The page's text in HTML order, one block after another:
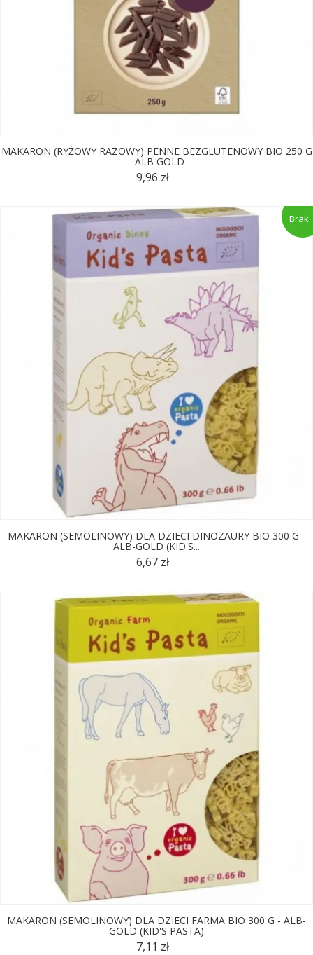
MAKARON (RYŻOWY RAZOWY) PENNE BEZGLUTENOWY BIO 250 G
- ALB GOLD
9,96 zł
Brak
MAKARON (SEMOLINOWY) DLA DZIECI DINOZAURY BIO 300 G -
ALB-GOLD (KID'S...
6,67 zł
MAKARON (SEMOLINOWY) DLA DZIECI FARMA BIO 300 G - ALB-
GOLD (KID'S PASTA)
7,11 zł